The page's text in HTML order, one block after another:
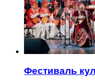
Фестиваль